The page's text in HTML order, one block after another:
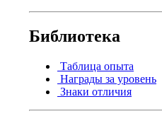
Библиотека
Таблица опыта
Награды за уровень
Знаки отличия